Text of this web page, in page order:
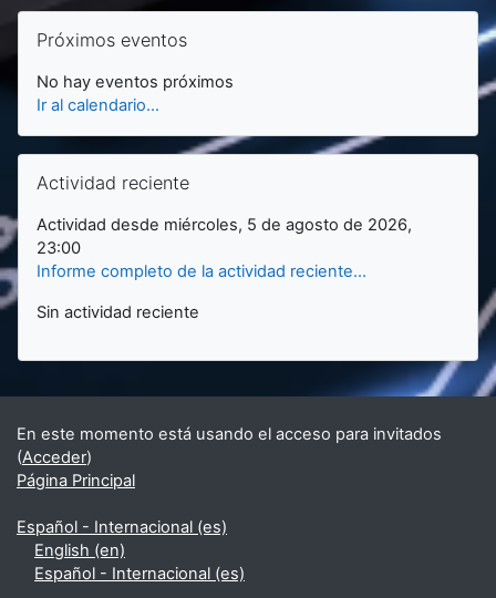
Salta Próximos eventos
Próximos eventos
No hay eventos próximos
Ir al calendario...
Salta Actividad reciente
Actividad reciente
Actividad desde miércoles, 5 de agosto de 2026,
23:00
Informe completo de la actividad reciente...
Sin actividad reciente
En este momento está usando el acceso para invitados
(Acceder)
Página Principal
Español - Internacional ‎(es)‎
English ‎(en)‎
Español - Internacional ‎(es)‎